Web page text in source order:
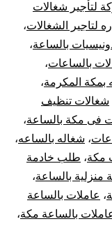
لتأجير شغالات
لتاجير الشغالات،
بالساعة،
بالساعات،
بمكة المكرمة،
شغالات تنظيف
فى مكة بالساعة،
، شغاله بالساعه،
مكة، طلب خادمة
بالساعة،
، عاملات بالساعة
بالساعة مكة،